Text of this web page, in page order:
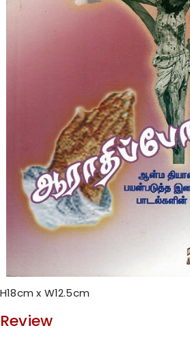
H18cm x W12.5cm
Review